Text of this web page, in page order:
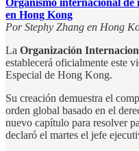
en Hong Kong
Por Stephy Zhang en Hong
La Organización
establecerá oficialmente este
Especial de Hong Kong.
Su creación demuestra el
orden global basado en el
nuevo capítulo para resolver
declaró el martes el jefe